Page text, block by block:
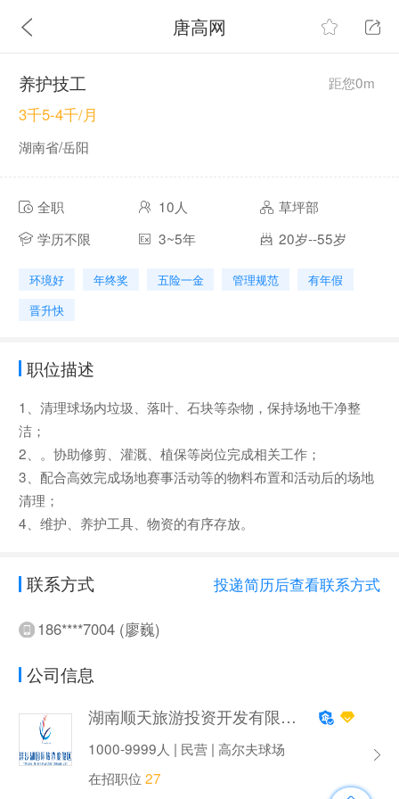
唐高网
养护技工 距您0m
3千5-4千/月
湖南省/岳阳
全职 10人
草坪部
学历不限
3~5年 20岁--55岁
环境好 年终奖 五险一金 管理规范
有年假
晋升快
职位描述
1、清理球场内垃圾、落叶、石块等杂物，保持场地干净整
洁；
2、。协助修剪、灌溉、植保等岗位完成相关工作；
3、配合高效完成场地赛事活动等的物料布置和活动后的场地
清理；
4、维护、养护工具、物资的有序存放。
联系方式 投递简历后查看联系方式
186****7004 (廖巍)
公司信息
湖南顺天旅游投资开发有限公司
1000-9999人 | 民营 | 高尔夫球场
在招职位 27